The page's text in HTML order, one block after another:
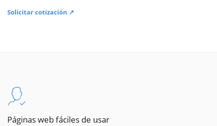
Solicitar cotización ↗
Páginas web fáciles de usar